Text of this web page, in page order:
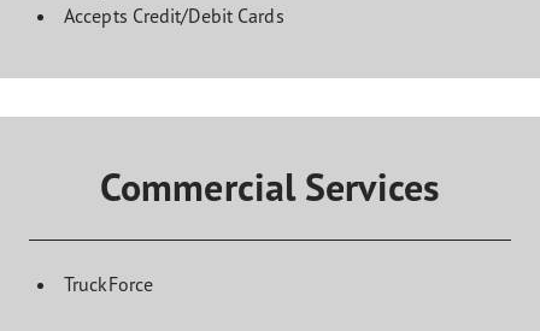
Accepts Credit/Debit Cards
Commercial Services
TruckForce